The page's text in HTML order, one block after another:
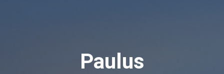
Paulus